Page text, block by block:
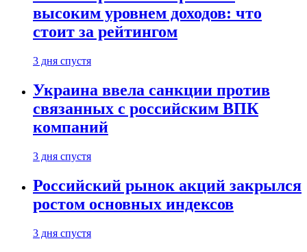
высоким уровнем доходов: что
стоит за рейтингом
3 дня спустя
Украина ввела санкции против
связанных с российским ВПК
компаний
3 дня спустя
Российский рынок акций закрылся
ростом основных индексов
3 дня спустя